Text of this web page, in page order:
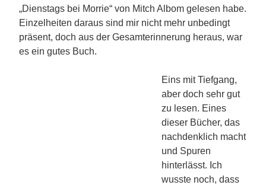
„Dienstags bei Morrie“ von Mitch Albom gelesen habe.
Einzelheiten daraus sind mir nicht mehr unbedingt
präsent, doch aus der Gesamterinnerung heraus, war
es ein gutes Buch.
Eins mit Tiefgang,
aber doch sehr gut
zu lesen. Eines
dieser Bücher, das
nachdenklich macht
und Spuren
hinterlässt. Ich
wusste noch, dass